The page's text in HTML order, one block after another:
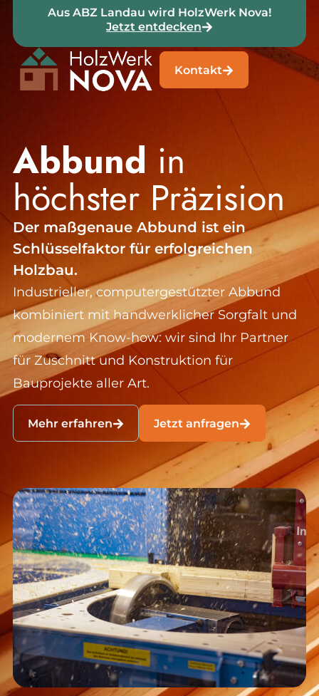
Aus ABZ Landau wird HolzWerk Nova!
Jetzt entdecken
Kontakt
Abbund in
höchster Präzision
Der maßgenaue Abbund ist ein
Schlüsselfaktor für erfolgreichen
Holzbau.
Industrieller, computergestützter Abbund
kombiniert mit handwerklicher Sorgfalt und
modernem Know-how: wir sind Ihr Partner
für Zuschnitt und Konstruktion für
Bauprojekte aller Art.
Mehr erfahren Jetzt anfragen